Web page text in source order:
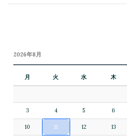
2026年8月
月 火 水 木
3 4 5 6
10 11 12 13